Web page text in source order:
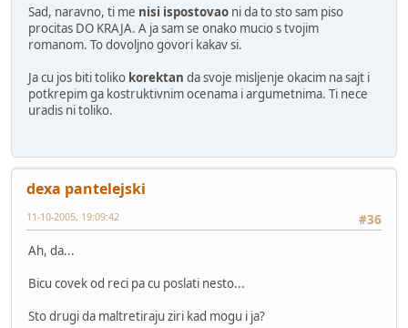
Sad, naravno, ti me nisi ispostovao ni da to sto sam piso
procitas DO KRAJA. A ja sam se onako mucio s tvojim
romanom. To dovoljno govori kakav si.
Ja cu jos biti toliko korektan da svoje misljenje okacim na sajt i
potkrepim ga kostruktivnim ocenama i argumetnima. Ti nece
uradis ni toliko.
dexa pantelejski
#36
11-10-2005, 19:09:42
Ah, da...
Bicu covek od reci pa cu poslati nesto...
Sto drugi da maltretiraju ziri kad mogu i ja?